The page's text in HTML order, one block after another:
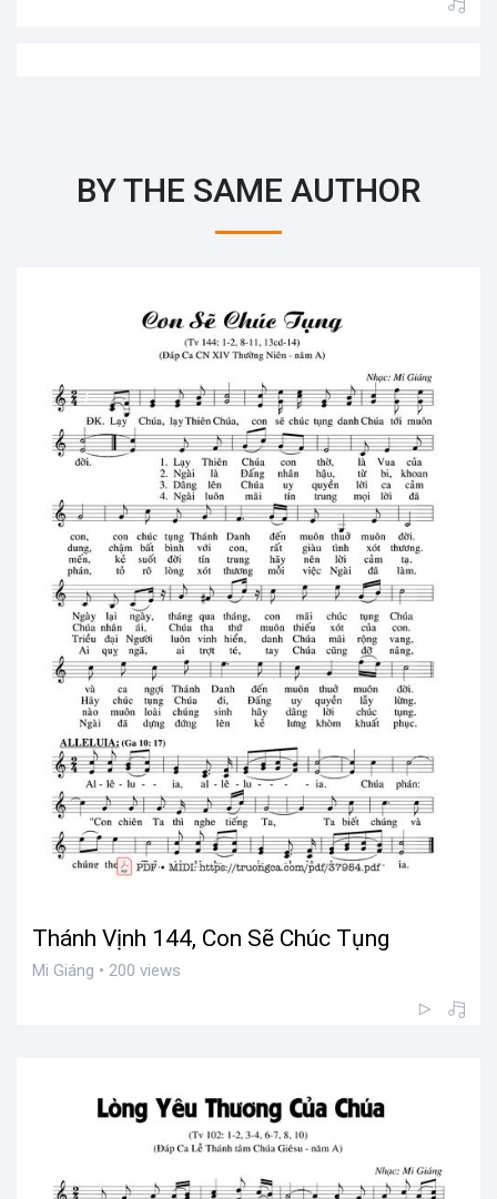
BY THE SAME AUTHOR
Thánh Vịnh 144, Con Sẽ Chúc Tụng
Mi Giáng • 200 views